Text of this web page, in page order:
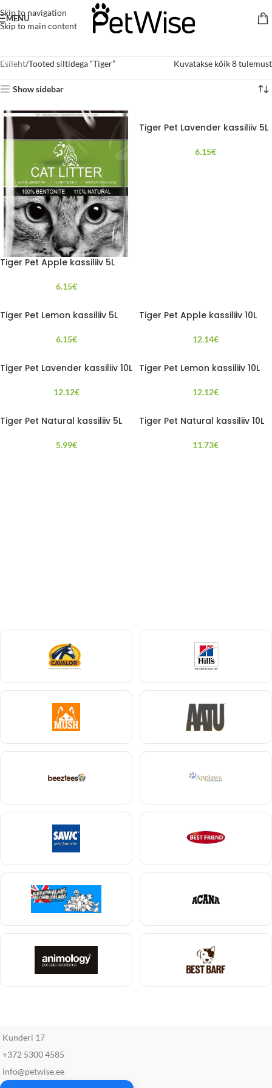
Skip to navigation
Skip to main content
MENU
Esileht Tooted siltidega “Tiger” Kuvatakse kõik 8 tulemust
Show sidebar
Tiger Pet Apple kassiliiv 5L
6.15€
Tiger Pet Lavender kassiliiv 5L
6.15€
Tiger Pet Lemon kassiliiv 5L
6.15€
Tiger Pet Apple kassiliiv 10L
12.14€
Tiger Pet Lavender kassiliiv 10L
12.12€
Tiger Pet Lemon kassiliiv 10L
12.12€
Tiger Pet Natural kassiliiv 5L
5.99€
Tiger Pet Natural kassiliiv 10L
11.73€
Kunderi 17
+372 5300 4585
info@petwise.ee